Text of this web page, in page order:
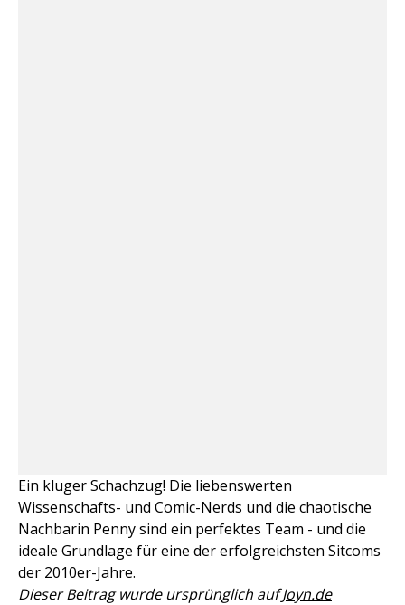
Ein kluger Schachzug! Die liebenswerten
Wissenschafts- und Comic-Nerds und die chaotische
Nachbarin Penny sind ein perfektes Team - und die
ideale Grundlage für eine der erfolgreichsten Sitcoms
der 2010er-Jahre.
Dieser Beitrag wurde ursprünglich aufJoyn.de